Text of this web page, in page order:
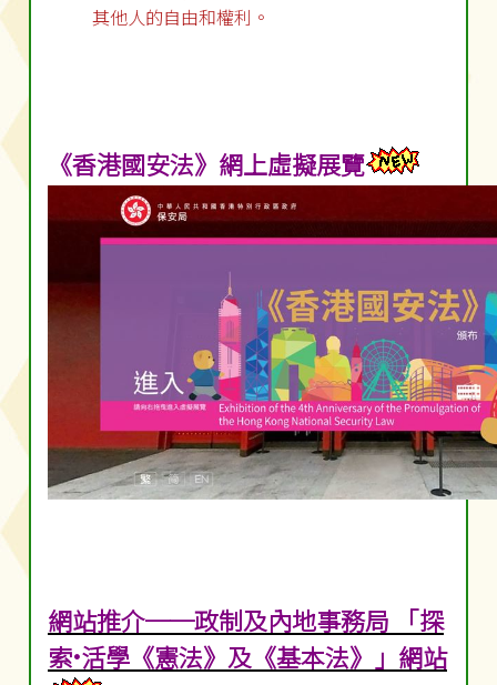
其他人的自由和權利。
《香港國安法》網上虛擬展覽
網站推介──政制及內地事務局 「探
索•活學《憲法》及《基本法》」網站